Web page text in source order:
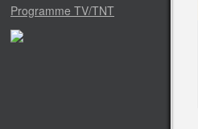
Programme TV/TNT